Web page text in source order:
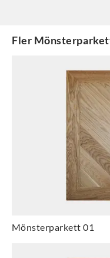
Fler
Mönsterparkett 01